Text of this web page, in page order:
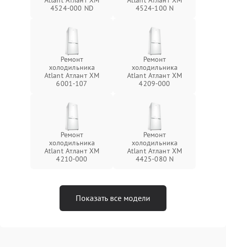
4524-000 ND
4524-100 N
Ремонт
холодильника
Atlant Атлант ХМ
6001-107
Ремонт
холодильника
Atlant Атлант ХМ
4209-000
Ремонт
холодильника
Atlant Атлант ХМ
4210-000
Ремонт
холодильника
Atlant Атлант ХМ
4425-080 N
Показать все модели